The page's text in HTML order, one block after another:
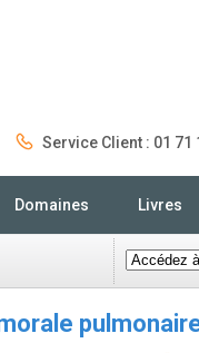
Service Client : 01 71
Domaines Livres